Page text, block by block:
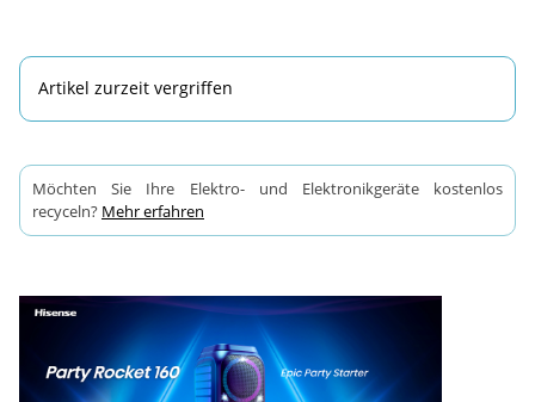
Artikel zurzeit vergriffen
Möchten Sie Ihre Elektro- und Elektronikgeräte kostenlos
recyceln? Mehr erfahren